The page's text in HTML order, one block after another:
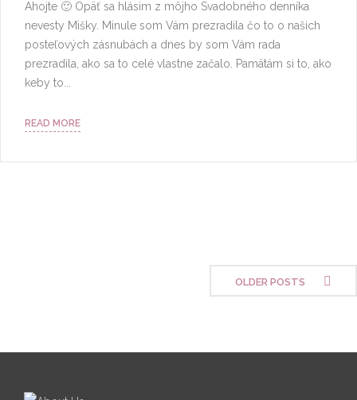
Ahojte 🙂 Opäť sa hlásim z môjho Svadobného denníka
nevesty Mišky. Minule som Vám prezradila čo to o našich
posteľových zásnubách a dnes by som Vám rada
prezradila, ako sa to celé vlastne začalo. Pamätám si to, ako
keby to...
READ MORE
OLDER POSTS